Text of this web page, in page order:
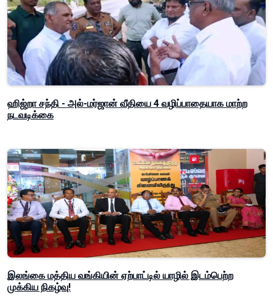
ஹிஜ்றா சந்தி - அல்-மர்ஜான் வீதியை 4 வழிப்பாதையாக மாற்ற
நடவடிக்கை
இலங்கை மத்திய வங்கியின் ஏற்பாட்டில் யாழில் இடம்பெற்ற
முக்கிய நிகழ்வு!